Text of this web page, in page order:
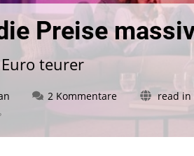
Preise
teurer
2 Kommentarezu
wird
read in